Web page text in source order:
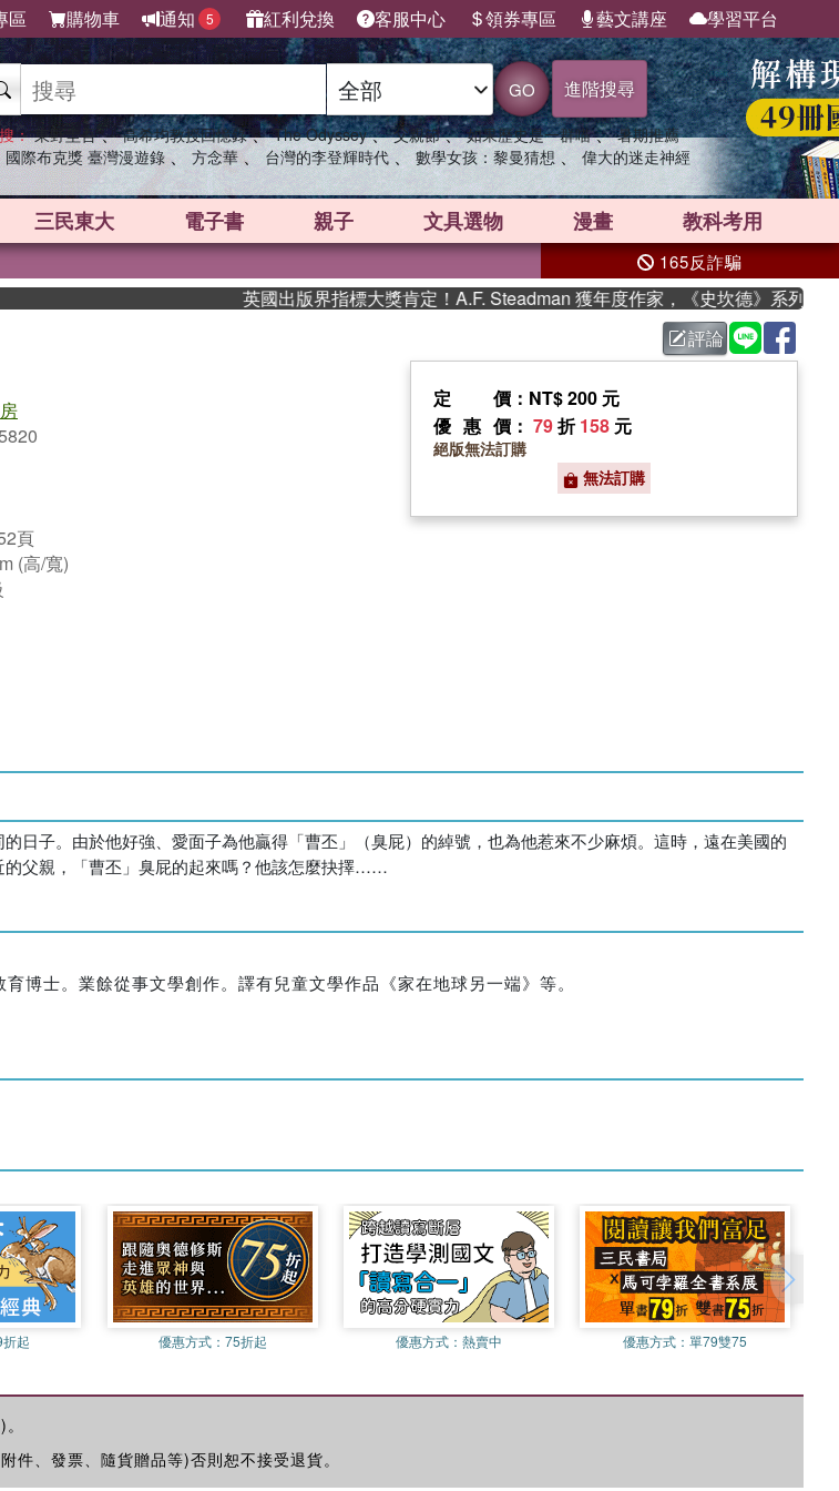
區 購物車 通知 5 紅利兌換 客服中心 領券專區 藝文講座 學習平台
GO 進階搜尋
： 東野圭吾 、 高希均教授回憶錄 、 The Odyssey 、 父親節 、 如果歷史是一群喵 、 暑期推薦
國際布克獎 臺灣漫遊錄 、 方念華 、 台灣的李登輝時代 、 數學女孩：黎曼猜想 、 偉大的迷走神經
三民東大 電子書 親子 文具選物 漫畫 教科考用
165反詐騙
英國出版界指標大獎肯定！A.F. Steadman 獲年度作家，《史坎德》系列帶你踏
評論
頁
(高/寬)
定價 ：NT$ 200 元
優惠價 ： 79折158 元
絕版無法訂購
無法訂購
日子。由於他好強、愛面子為他贏得「曹丕」（臭屁）的綽號，也為他惹來不少麻煩。這時，遠在美國的
的父親，「曹丕」臭屁的起來嗎？他該怎麼抉擇……
博士。業餘從事文學創作。譯有兒童文學作品《家在地球另一端》等。
折起 優惠方式： 75折起 優惠方式： 熱賣中 優惠方式：單79雙75
、發票、隨貨贈品等)否則恕不接受退貨。